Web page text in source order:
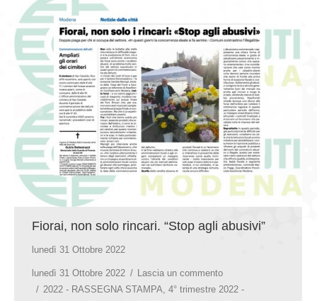
SERVIZI
GIOVEDÌ GASTRONOMICI
COMUNICATI E NEWS
CONTATTI
Fiorai, non solo rincari. “Stop agli abusivi”
lunedì 31 Ottobre 2022
lunedì 31 Ottobre 2022
Lascia un commento
2022 - RASSEGNA STAMPA, 4° trimestre 2022 -